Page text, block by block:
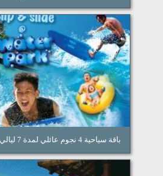
باقة سياحية 4 نجوم عائلي لمدة 7 ليالي و 8 يوم - أربعة كبار